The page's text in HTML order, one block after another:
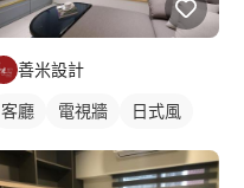
善米設計
客廳 電視牆 日式風